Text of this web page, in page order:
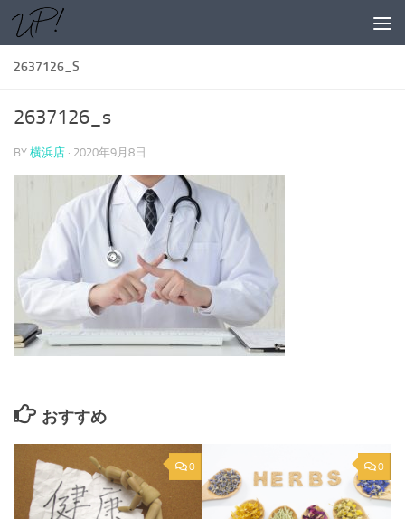
コンテンツへスキップ
2637126_S
2637126_s
BY 横浜店 · 2020年9月8日
おすすめ
0 0